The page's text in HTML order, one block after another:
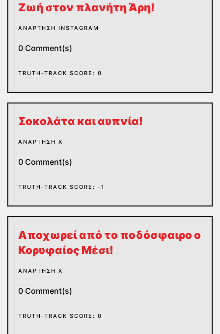
Ζωή στον πλανήτη Άρη!
ΑΝΆΡΤΗΣΗ INSTAGRAM
0 Comment(s)
TRUTH-TRACK SCORE: 0
Σοκολάτα και αυπνία!
ΑΝΆΡΤΗΣΗ Χ
0 Comment(s)
TRUTH-TRACK SCORE: -1
Αποχωρεί από το ποδόσφαιρο ο
Κορυφαίος Μέσι!
ΑΝΆΡΤΗΣΗ Χ
0 Comment(s)
TRUTH-TRACK SCORE: 0